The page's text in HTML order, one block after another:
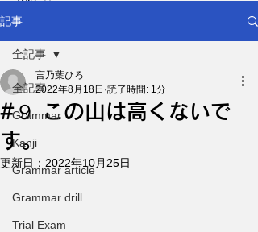
記事
全記事
Grammar
Kanji
Grammar article
Grammar drill
Trial Exam
全記事
#９ この山は高くないで
す。
言乃葉ひろ
2022年8月18日 読了時間: 1分
更新日： 2022年10月25日